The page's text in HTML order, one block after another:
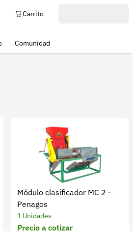
Carrito
Comunidad
Módulo clasificador MC 2 -
Penagos
1 Unidades
Precio a cotizar